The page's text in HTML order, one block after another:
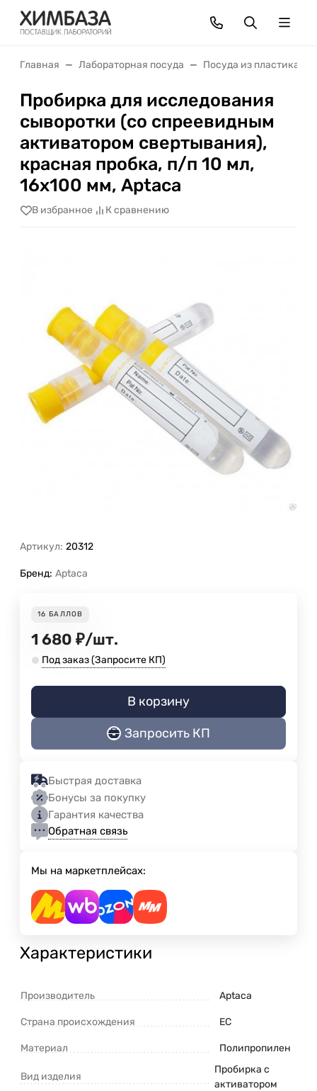
Главная Лабораторная посуда Посуда из пластика
Пробирка для исследования
сыворотки (со спреевидным
активатором свертывания),
красная пробка, п/п 10 мл,
16x100 мм, Aptaca
В избранное К сравнению
Артикул: 20312
Бренд: Aptaca
16 БАЛЛОВ
1 680 ₽/шт.
Под заказ (Запросите КП)
В корзину
Запросить КП
Быстрая доставка
Бонусы за покупку
Гарантия качества
Обратная связь
Мы на маркетплейсах:
Характеристики
Производитель Aptaca
Страна происхождения ЕС
Материал Полипропилен
Вид изделия
Пробирка с
активатором